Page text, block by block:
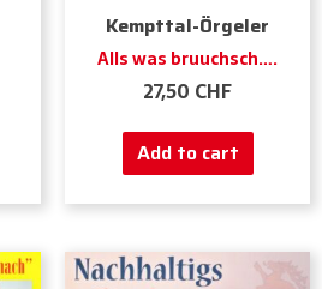
Kempttal-Örgeler
Alls was bruuchsch….
27,50 CHF
Add to cart